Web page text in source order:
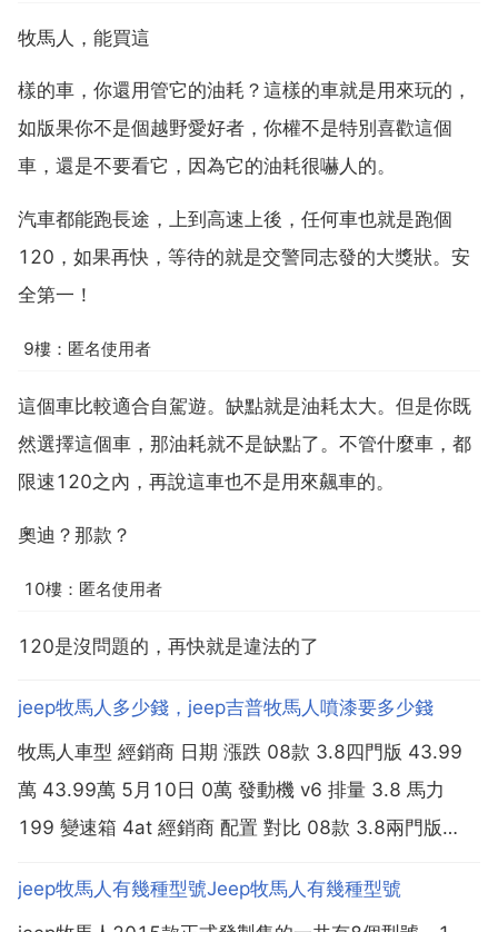
牧馬人，能買這
樣的車，你還用管它的油耗？這樣的車就是用來玩的，
如版果你不是個越野愛好者，你權不是特別喜歡這個
車，還是不要看它，因為它的油耗很嚇人的。
汽車都能跑長途，上到高速上後，任何車也就是跑個
120，如果再快，等待的就是交警同志發的大獎狀。安
全第一！
9樓：匿名使用者
這個車比較適合自駕遊。缺點就是油耗太大。但是你既
然選擇這個車，那油耗就不是缺點了。不管什麼車，都
限速120之內，再說這車也不是用來飆車的。
奧迪？那款？
10樓：匿名使用者
120是沒問題的，再快就是違法的了
jeep牧馬人多少錢，jeep吉普牧馬人噴漆要多少錢
牧馬人車型 經銷商 日期 漲跌 08款 3.8四門版 43.99
萬 43.99萬 5月10日 0萬 發動機 v6 排量 3.8 馬力
199 變速箱 4at 經銷商 配置 對比 08款 3.8兩門版
4at 2.4 45.00萬 ...
jeep牧馬人有幾種型號Jeep牧馬人有幾種型號